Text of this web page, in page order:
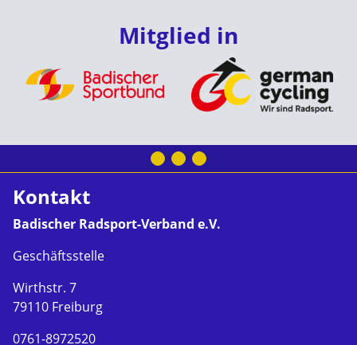
Mitglied in
Kontakt
Badischer Radsport-Verband e.V.
Geschäftsstelle
Wirthstr. 7
79110 Freiburg
0761-8972520